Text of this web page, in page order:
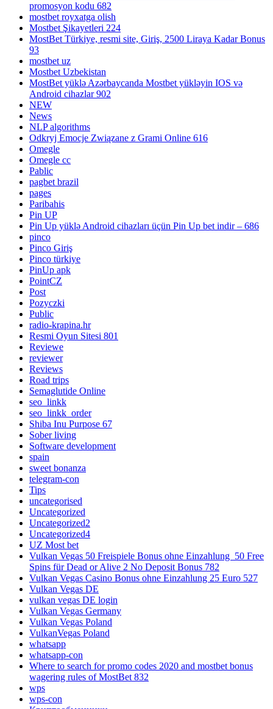
promosyon kodu 682
mostbet royxatga olish
Mostbet Şikayetleri 224
MostBet Türkiye, resmi site, Giriş, 2500 Liraya Kadar Bonus
93
mostbet uz
Mostbet Uzbekistan
MostBet yüklə Azərbaycanda Mostbet yükləyin IOS və
Android cihazlar 902
NEW
News
NLP algorithms
Odkryj Emocje Związane z Grami Online 616
Omegle
Omegle cc
Pablic
pagbet brazil
pages
Paribahis
Pin UP
Pin Up yüklə Android cihazları üçün Pin Up bet indir – 686
pinco
Pinco Giriş
Pinco türkiye
PinUp apk
PointCZ
Post
Pozyczki
Public
radio-krapina.hr
Resmi Oyun Sitesi 801
Reviewe
reviewer
Reviews
Road trips
Semaglutide Online
seo_linkk
seo_linkk_order
Shiba Inu Purpose 67
Sober living
Software development
spain
sweet bonanza
telegram-con
Tips
uncategorised
Uncategorized
Uncategorized2
Uncategorized4
UZ Most bet
Vulkan Vegas 50 Freispiele Bonus ohne Einzahlung ️ 50 Free
Spins für Dead or Alive 2 No Deposit Bonus 782
Vulkan Vegas Casino Bonus ohne Einzahlung 25 Euro 527
Vulkan Vegas DE
vulkan vegas DE login
Vulkan Vegas Germany
Vulkan Vegas Poland
VulkanVegas Poland
whatsapp
whatsapp-con
Where to search for promo codes 2020 and mostbet bonus
wagering rules of MostBet 832
wps
wps-con